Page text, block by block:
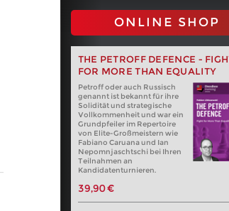
ONLINE SHOP
THE PETROFF DEFENCE -
FOR MORE THAN EQUALITY
Petroff oder auch Russisch
genannt ist bekannt für ihre
Solidität und strategische
Vollkommenheit und war ein
Grundpfeiler im Repertoire
von Elite-Großmeistern wie
Fabiano Caruana und Ian
Nepomnjaschtschi bei Ihren
Teilnahmen an
Kandidatenturnieren.
39,90 €